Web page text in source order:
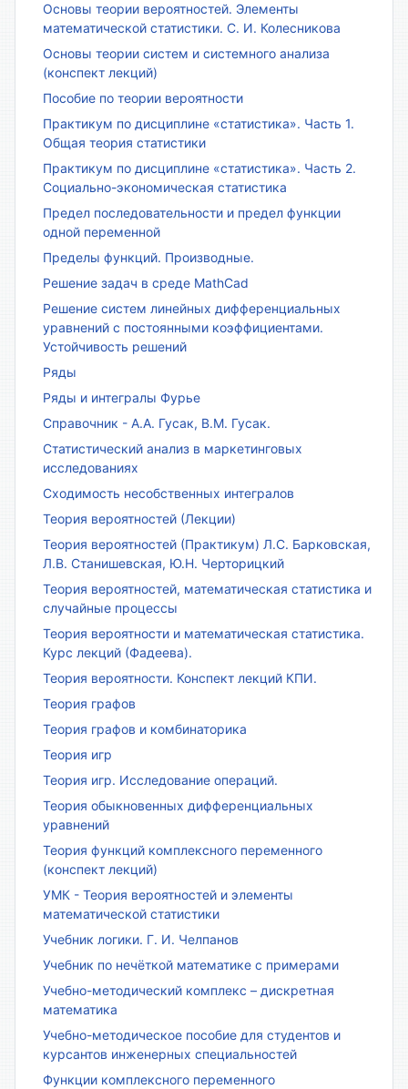
Основы теории вероятностей. Элементы
математической статистики. С. И. Колесникова
Основы теории систем и системного анализа
(конспект лекций)
Пособие по теории вероятности
Практикум по дисциплине «статистика». Часть 1.
Общая теория статистики
Практикум по дисциплине «статистика». Часть 2.
Социально-экономическая статистика
Предел последовательности и предел функции
одной переменной
Пределы функций. Производные.
Решение задач в среде MathCad
Решение систем линейных дифференциальных
уравнений с постоянными коэффициентами.
Устойчивость решений
Ряды
Ряды и интегралы Фурье
Справочник - А.А. Гусак, В.М. Гусак.
Статистический анализ в маркетинговых
исследованиях
Сходимость несобственных интегралов
Теория вероятностей (Лекции)
Теория вероятностей (Практикум) Л.С. Барковская,
Л.В. Станишевская, Ю.Н. Черторицкий
Теория вероятностей, математическая статистика и
случайные процессы
Теория вероятности и математическая статистика.
Курс лекций (Фадеева).
Теория вероятности. Конспект лекций КПИ.
Теория графов
Теория графов и комбинаторика
Теория игр
Теория игр. Исследование операций.
Теория обыкновенных дифференциальных
уравнений
Теория функций комплексного переменного
(конспект лекций)
УМК - Теория вероятностей и элементы
математической статистики
Учебник логики. Г. И. Челпанов
Учебник по нечёткой математике с примерами
Учебно-методический комплекс – дискретная
математика
Учебно-методическое пособие для студентов и
курсантов инженерных специальностей
Функции комплексного переменного